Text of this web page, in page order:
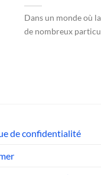
Dans un monde où
de nombreux
de confidentialité